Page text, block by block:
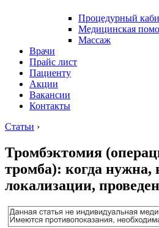
Процедурный
Медицинская
Массаж
Врачи
Прайс лист
Пациенту
Акции
Вакансии
Контакты
Статьи ›
Тромбэктомия
тромба): когда нужна,
локализации,